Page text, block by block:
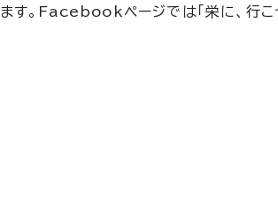
す。Facebookページでは「栄に、行